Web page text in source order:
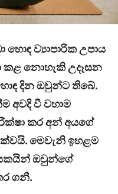
ව්‍යාපාරික උපාය
කළ නොහැකි උදෑසන
දින ඔවුන්ට තිබේ.
අවදි වී වහාම
කර අන් අයගේ
. මෙවැනිඉහළම
ඔවුන්ගේ
ගනී.